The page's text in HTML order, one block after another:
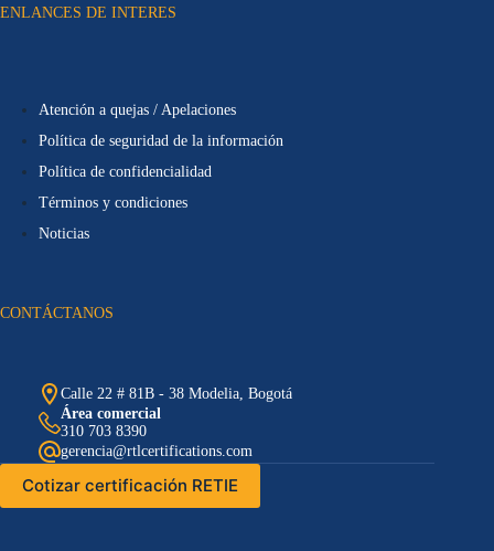
ENLANCES DE INTERES
Atención a quejas / Apelaciones
Política de seguridad de la información
Política de confidencialidad
Términos y condiciones
Noticias
CONTÁCTANOS
Calle 22 # 81B - 38 Modelia, Bogotá
Área comercial
310 703 8390
gerencia@rtlcertifications.com
Cotizar certificación RETIE